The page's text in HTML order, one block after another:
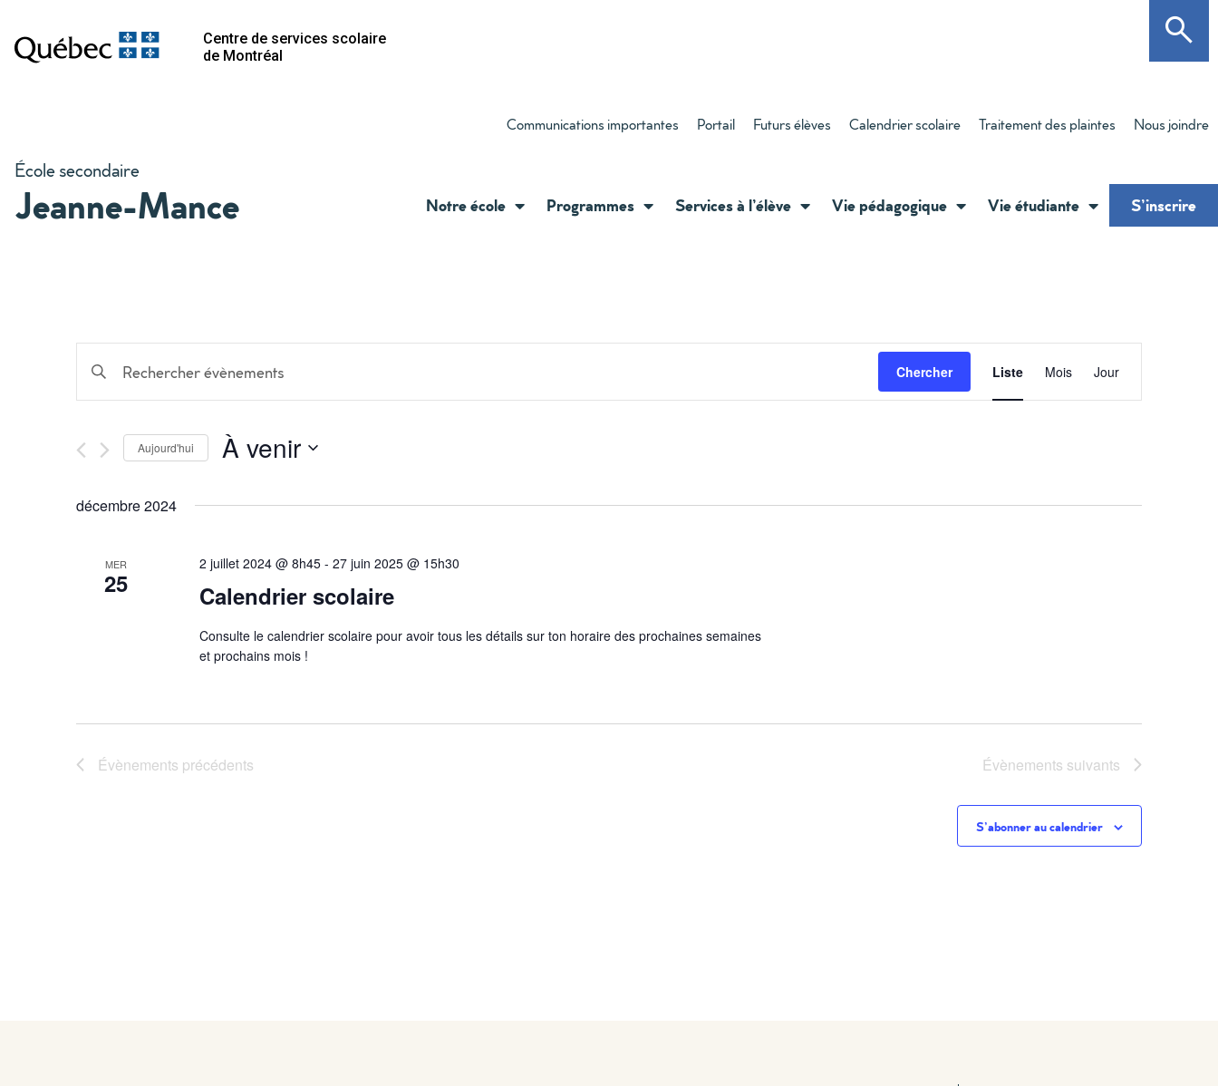
Centre de services scolaire
de Montréal
École secondaire
Jeanne-Mance
Communications importantes Portail Futurs élèves Calendrier scolaire Traitement des plaintes Nous joindre
Notre école Programmes Services à l’élève Vie pédagogique Vie étudiante S’inscrire
Recherche
et
navigation
de
vues
Évènements
Saisir
mot-
clé.
Rechercher
Évènements
mot-
clé.
Chercher de
Liste Mois Jour
Aujourd'hui À venir
une
décembre 2024
MER
25
2 juillet 2024 @ 8h45- 27 juin 2025 @ 15h30
Calendrier scolaire
Consulte le calendrier scolaire pour avoir tous les détails sur ton horaire des prochaines semaines
et prochains mois !
Évènements précédents Évènements suivants
S’abonner au calendrier